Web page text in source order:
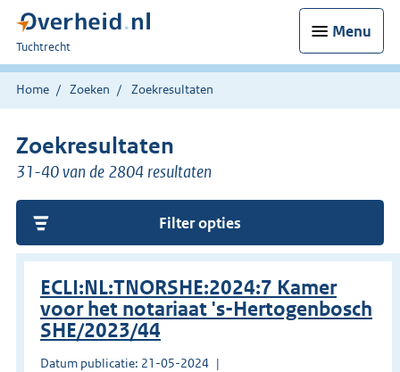
Menu
U
bent
hier:
Tuchtrecht
Home Zoeken Zoekresultaten
Zoekresultaten
31-40 van de 2804 resultaten
Filter opties
ECLI:NL:TNORSHE:2024:7 Kamer
voor het notariaat 's-Hertogenbosch
SHE/2023/44
Datum publicatie: 21-05-2024